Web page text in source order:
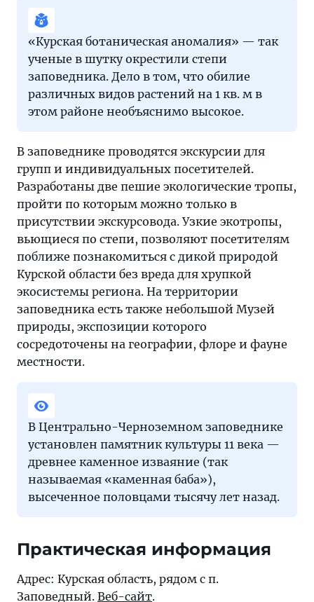
«Курская ботаническая аномалия» — так
ученые в шутку окрестили степи
заповедника. Дело в том, что обилие
различных видов растений на 1 кв. м в
этом районе необъяснимо высокое.
В заповеднике проводятся экскурсии для
групп и индивидуальных посетителей.
Разработаны две пешие экологические тропы,
пройти по которым можно только в
присутствии экскурсовода. Узкие экотропы,
вьющиеся по степи, позволяют посетителям
поближе познакомиться с дикой природой
Курской области без вреда для хрупкой
экосистемы региона. На территории
заповедника есть также небольшой Музей
природы, экспозиции которого
сосредоточены на географии, флоре и фауне
местности.
В Центрально-Черноземном заповеднике
установлен памятник культуры 11 века —
древнее каменное изваяние (так
называемая «каменная баба»),
высеченное половцами тысячу лет назад.
Практическая информация
Адрес: Курская область, рядом с п.
Заповедный. Веб-сайт.